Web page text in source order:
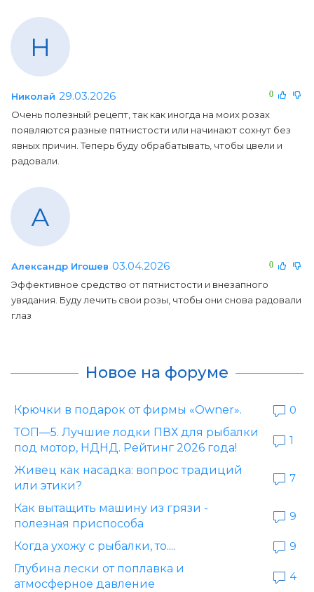
Н
0
Николай 29.03.2026
Очень полезный рецепт, так как иногда на моих розах
появляются разные пятнистости или начинают сохнут без
явных причин. Теперь буду обрабатывать, чтобы цвели и
радовали.
А
0
Александр Игошев 03.04.2026
Эффективное средство от пятнистости и внезапного
увядания. Буду лечить свои розы, чтобы они снова радовали
глаз
Новое на форуме
Крючки в подарок от фирмы «Owner».
0
ТОП—5. Лучшие лодки ПВХ для рыбалки
под мотор, НДНД. Рейтинг 2026 года!
1
Живец как насадка: вопрос традиций
или этики?
7
Как вытащить машину из грязи -
полезная приспособа
9
Когда ухожу с рыбалки, то....
9
Глубина лески от поплавка и
атмосферное давление
4